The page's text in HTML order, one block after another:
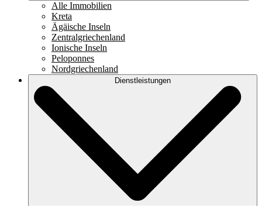
Alle Immobilien
Kreta
Ägäische Inseln
Zentralgriechenland
Ionische Inseln
Peloponnes
Nordgriechenland
Dienstleistungen